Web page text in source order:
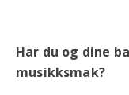
Har du og dine
musikksmak?